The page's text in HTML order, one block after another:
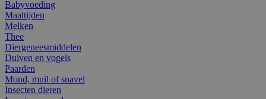
Babyvoeding
Maaltijden
Melken
Thee
Diergeneesmiddelen
Duiven en vogels
Paarden
Mond, muil of snavel
Insecten dieren